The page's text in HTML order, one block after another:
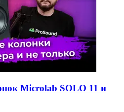
Microlab SOLO 11 и